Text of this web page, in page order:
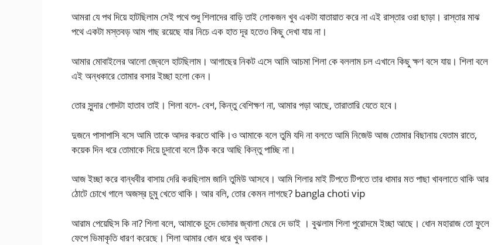
আমরা যে পথ দিয়ে হাটছিলাম সেই পথে শুধু শিলাদের বাড়ি তাই লোকজন খুব একটা যাতায়াত করে না এই রাস্তার ওরা ছাড়া। রাস্তার মাঝ
পথে একটা মস্তবড় আম গাছ রয়েছে যার নিচে এক হাত দূর হতেও কিছু দেখা যায় না।
আমার মোবাইলের আলো জ্বেলে হাটছিলাম। আগাছের নিকট এসে আমি আচমা শিলা কে বললাম চল এখানে কিছু ক্ষণ বসে যায়। শিলা বলে
এই অন্ধকারে তোমার বসার ইচ্ছা হলো কেন।
তোর সুন্দার গোদটা হাতাব তাই। শিলা বলে- বেশ, কিন্তু বেশিক্ষণ না, আমার পড়া আছে, তারাতারি যেতে হবে।
দুজনে পাসাপাসি বসে আমি তাকে আদর করতে থাকি।ও আমাকে বলে তুমি যদি না বলতে আমি নিজেউ আজ তোমার বিছানায় যেতাম রাতে,
কয়েক দিন ধরে তোমাকে দিয়ে চুদাবো বলে ঠিক করে আছি কিন্তু পাচ্ছি না।
আজ ইচ্ছা করে বান্ধবীর বাসায় দেরি করছিলাম জানি তুমিউ আসবে। আমি শিলার মাই টিপতে টিপতে তার ধামার মত পাছা খাবলাতে থাকি আর
ঠোটে চোখে গালে অজস্র চুমু খেতে থাকি। আর বলি, তোর কেমন লাগছে? bangla choti vip
আরাম পেয়েছিস কি না? শিলা বলে, আমাকে চুদে ভোদার জ্বালা মেরে দে ভাই । বুঝলাম শিলা পুরোদমে ইচ্ছা আছে। ধোন মহারাজ তো ফুলে
ফেপে ভিমাকৃতি ধারণ করেছে। শিলা আমার ধোন ধরে খুব অবাক।